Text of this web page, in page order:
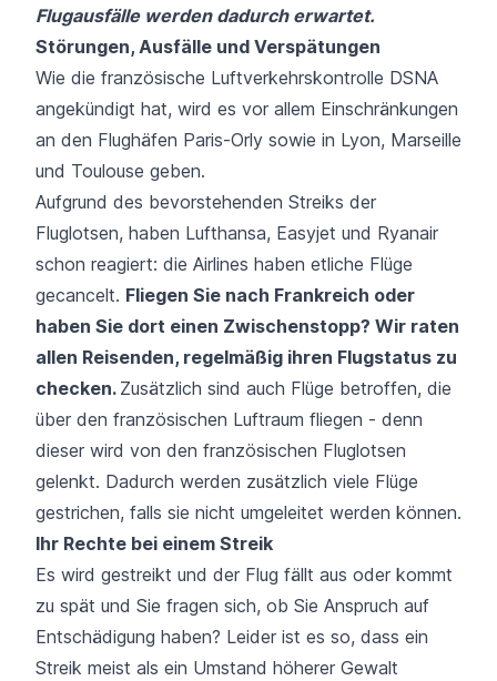
Flugausfälle werden dadurch erwartet.
Störungen, Ausfälle und Verspätungen
Wie die französische Luftverkehrskontrolle DSNA
angekündigt hat, wird es vor allem Einschränkungen
an den Flughäfen Paris-Orly sowie in Lyon, Marseille
und Toulouse geben.
Aufgrund des bevorstehenden Streiks der
Fluglotsen, haben Lufthansa, Easyjet und Ryanair
schon reagiert: die Airlines haben etliche Flüge
gecancelt. Fliegen Sie nach Frankreich oder
haben Sie dort einen Zwischenstopp? Wir raten
allen Reisenden, regelmäßig ihren Flugstatus zu
checken. Zusätzlich sind auch Flüge betroffen, die
über den französischen Luftraum fliegen - denn
dieser wird von den französischen Fluglotsen
gelenkt. Dadurch werden zusätzlich viele Flüge
gestrichen, falls sie nicht umgeleitet werden können.
Ihr Rechte bei einem Streik
Es wird gestreikt und der Flug fällt aus oder kommt
zu spät und Sie fragen sich, ob Sie Anspruch auf
Entschädigung haben? Leider ist es so, dass ein
Streik meist als ein Umstand höherer Gewalt